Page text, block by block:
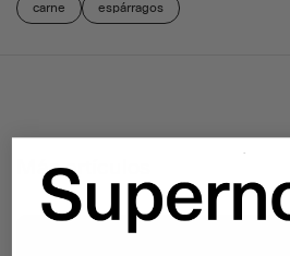
carne espárragos
Más artículos